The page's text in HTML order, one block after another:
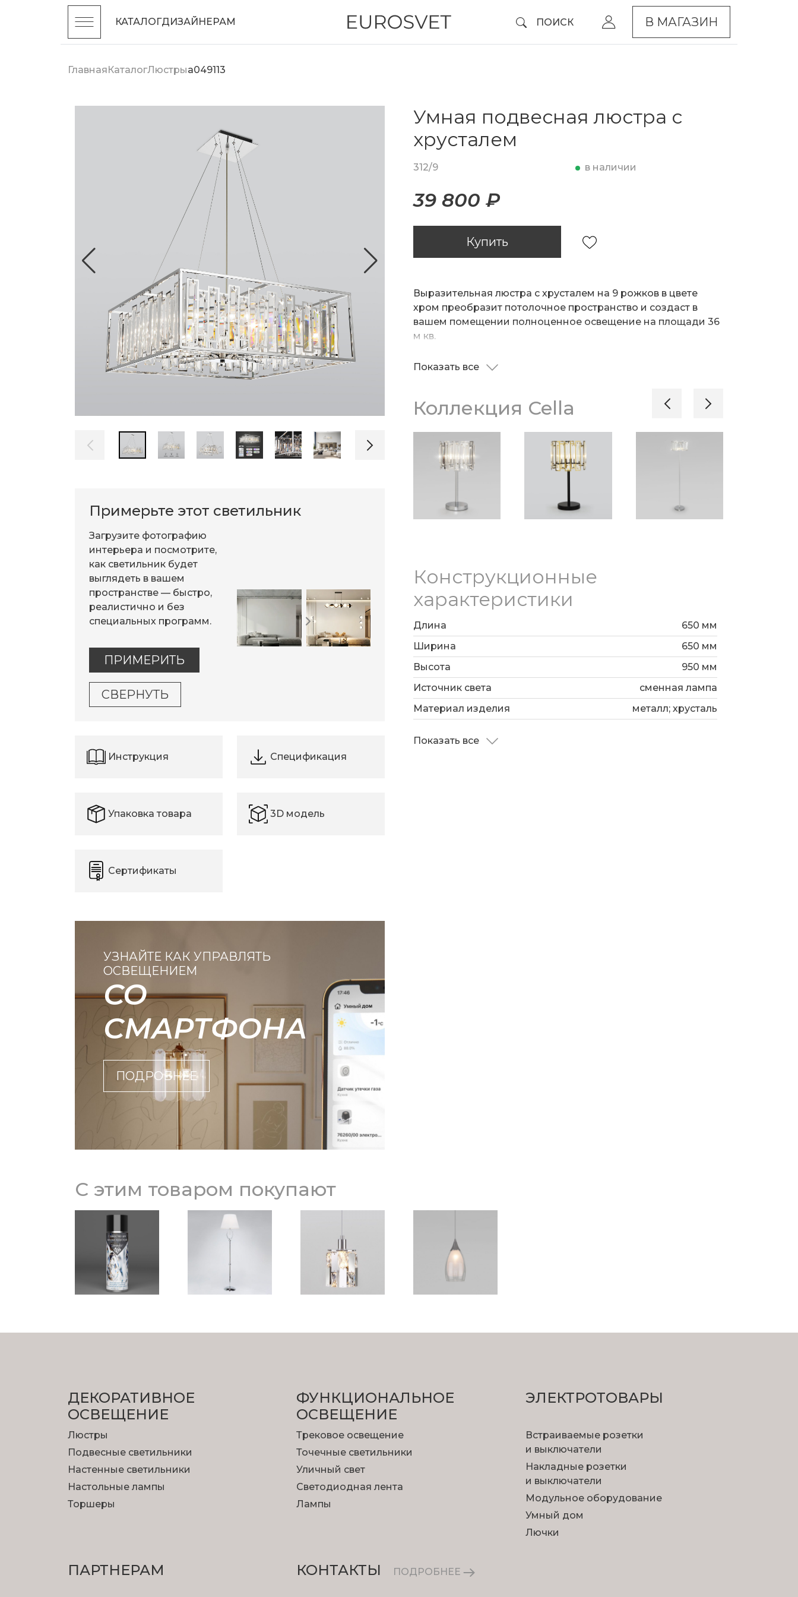
КАТАЛОГДИЗАЙНЕРАМ ПОИСК В МАГАЗИН
ГлавнаяКаталогЛюстрыa049113
Примерьте этот светильник
Загрузите фотографию
интерьера и посмотрите,
как светильник будет
выглядеть в вашем
пространстве — быстро,
реалистично и без
специальных программ.
ПРИМЕРИТЬ
СВЕРНУТЬ
Инструкция Спецификация
Упаковка товара 3D модель
Сертификаты
УЗНАЙТЕ КАК УПРАВЛЯТЬ
ОСВЕЩЕНИЕМ
СО
СМАРТФОНА
ПОДРОБНЕЕ
Умная подвесная люстра с
хрусталем
312/9 в наличии
39 800 ₽
Купить
Выразительная люстра с хрусталем на 9 рожков в цвете
хром преобразит потолочное пространство и создаст в
вашем помещении полноценное освещение на площади 36
м кв.
сменными лампами с цоколем E14 типа свеча переливаются
производстве подвесной люстры использовали хрусталь с
эффектной огранкой и высококачественный металл с
надежным защитным покрытием.
Показать все
Коллекция Cella
Конструкционные
характеристики
Длина
650 мм
Ширина
650 мм
Высота
950 мм
Источник света
сменная лампа
Материал изделия
металл; хрусталь
Показать все
С этим товаром покупают
ДЕКОРАТИВНОЕ
ОСВЕЩЕНИЕ
Люстры
Подвесные светильники
Настенные светильники
Настольные лампы
Торшеры
ФУНКЦИОНА­ЛЬНОЕ
ОСВЕЩЕНИЕ
Трековое освещение
Точечные светильники
Уличный свет
Светодиодная лента
Лампы
ЭЛЕКТРОТОВАРЫ
Встраиваемые розетки
и выключатели
Накладные розетки
и выключатели
Модульное оборудование
Умный дом
Лючки
ПАРТНЕРАМ КОНТАКТЫ ПОДРОБНЕЕ